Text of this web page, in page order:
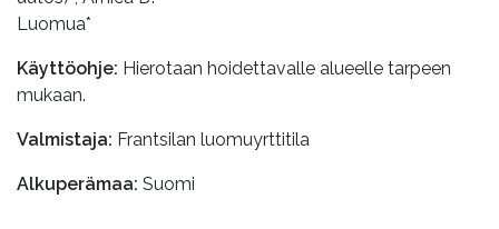
Luomua*
Käyttöohje: Hierotaan hoidettavalle alueelle tarpeen
mukaan.
Valmistaja: Frantsilan luomuyrttitila
Alkuperämaa: Suomi